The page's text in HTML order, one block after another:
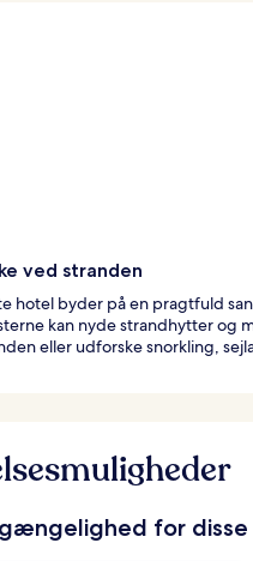
ved stranden
hotel byder på en pragtfuld
kan nyde strandhytter og
eller udforske snorkling,
for